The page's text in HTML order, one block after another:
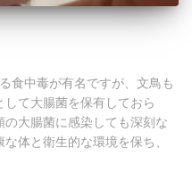
食中毒が有名ですが、文鳥も
て大腸菌を保有しておら
大腸菌に感染しても深刻な
体と衛生的な環境を保ち、